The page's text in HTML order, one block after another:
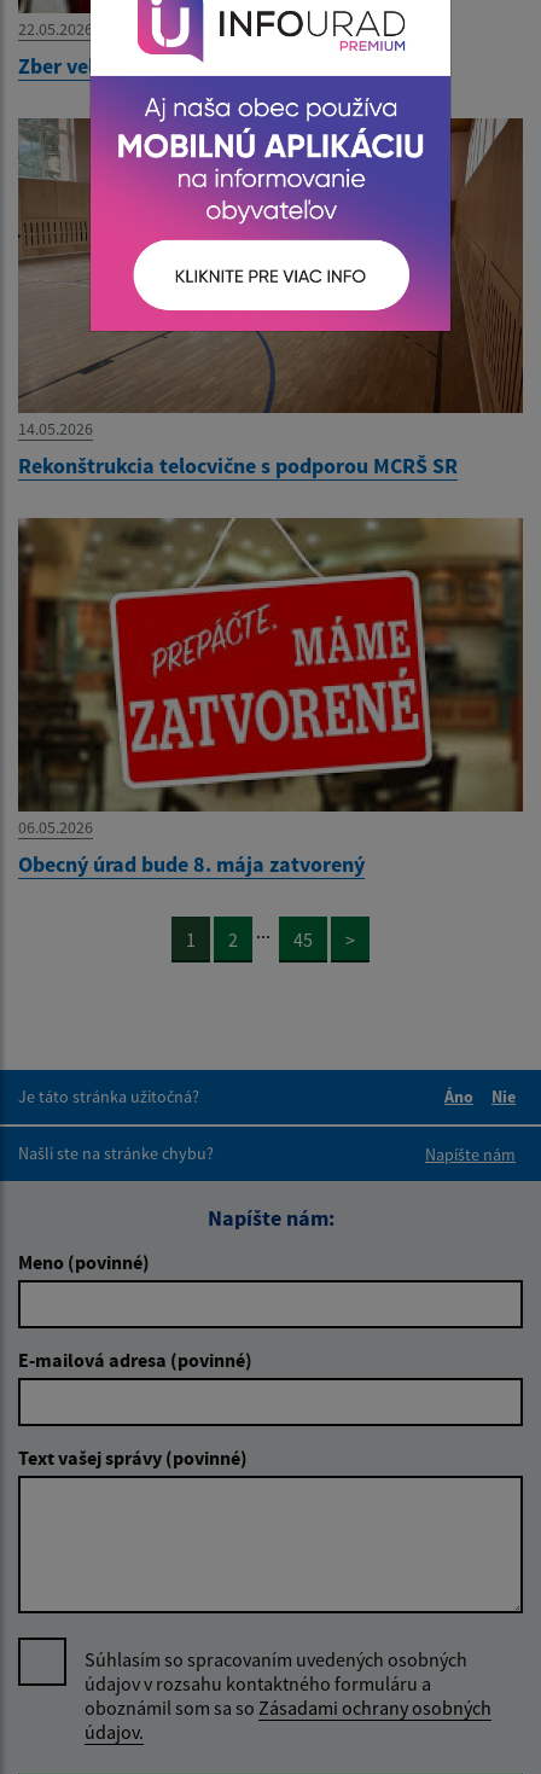
22.05.2026
Zber veľkoobjemového odpadu od 27.5.2026
14.05.2026
Rekonštrukcia telocvične s podporou MCRŠ SR
06.05.2026
Obecný úrad bude 8. mája zatvorený
1 2 ... 45 >
Je táto stránka užitočná?
Áno
Nie
Našli ste na stránke chybu?
Napíšte nám
Napíšte nám:
Meno (povinné)
E-mailová adresa (povinné)
Text vašej správy (povinné)
Súhlasím so spracovaním uvedených osobných
údajov v rozsahu kontaktného formuláru a
oboznámil som sa so Zásadami ochrany osobných
údajov.